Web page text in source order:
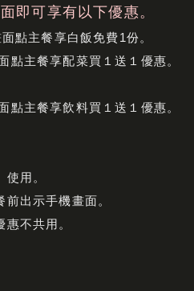
即可享有以下優惠。
點主餐享白飯免費1份。
點主餐享配菜買１送１優惠。
點主餐享飲料買１送１優惠。
用。
出示手機畫面。
不共用。